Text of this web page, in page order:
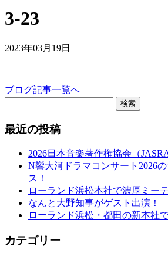
3-23
2023年03月19日
ブログ記事一覧へ
検索
最近の投稿
2026日本音楽著作権協会（
N響大河ドラマコンサート2026
ス！
ローランド浜松本社で濃厚ミー
なんと大野知事がゲスト出演！
ローランド浜松・都田の新本社
カテゴリー